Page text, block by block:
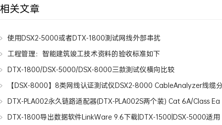
相关文章
使用DSX2-5000或者DTX-1800测试网线外部串扰
工程管理：智能建筑竣工技术资料的验收标准如下
DTX-1800/DSX-5000/DSX-8000三款测试仪横向比较
【DSX-8000】8类网线认证测试仪DSX2-8000 CableAnalyzer线缆
DTX-PLA002永久链路适配器(DTX-PLA002S两个装) Cat 6A/Class
DTX-1800导出数据软件LinkWare 9.6下载|DTX-1500|DSX-5000适用